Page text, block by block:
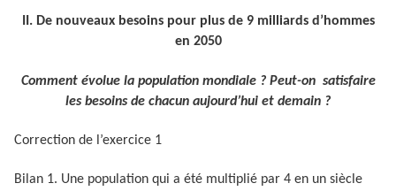
II. De nouveaux besoins pour plus de 9 milliards d’hommes
en 2050
Comment évolue la population mondiale ? Peut-on satisfaire
les besoins de chacun aujourd’hui et demain ?
Correction de l’exercice 1
Bilan 1. Une population qui a été multiplié par 4 en un siècle